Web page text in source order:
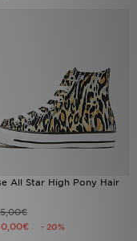
All Star High Pony Hair
- 20%